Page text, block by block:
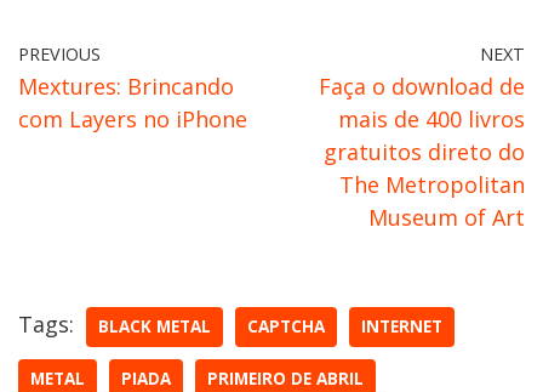
PREVIOUS
Mextures: Brincando
com Layers no iPhone
NEXT
Faça o download de
mais de 400 livros
gratuitos direto do
The Metropolitan
Museum of Art
Tags: BLACK METAL CAPTCHA INTERNET
METAL PIADA PRIMEIRO DE ABRIL